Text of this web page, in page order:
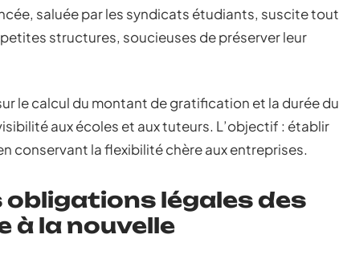
saluée par les syndicats étudiants, suscite tout
structures, soucieuses de préserver leur
le calcul du montant de gratification et la durée du
aux écoles et aux tuteurs. L’objectif : établir
conservant la flexibilité chère aux entreprises.
obligations légales des
à la nouvelle